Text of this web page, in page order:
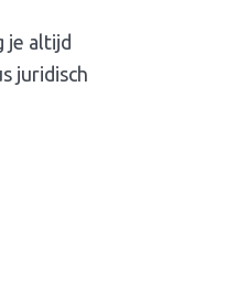
je altijd
juridisch